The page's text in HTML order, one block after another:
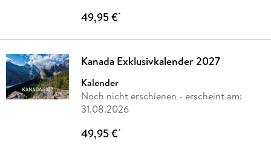
49,95 €*
Kanada Exklusivkalender 2027
Kalender
Noch nicht erschienen - erscheint am:
31.08.2026
49,95 €*